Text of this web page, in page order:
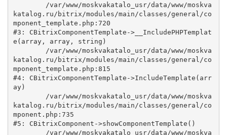
katalog.ru/bitrix/modules/main/classes/general/co
mponent_template.php:720
#3: CBitrixComponentTemplate->__IncludePHPTemplat
e(array, array, string)
katalog.ru/bitrix/modules/main/classes/general/co
mponent_template.php:815
#4: CBitrixComponentTemplate->IncludeTemplate(arr
ay)
katalog.ru/bitrix/modules/main/classes/general/co
mponent.php:735
#5: CBitrixComponent->showComponentTemplate()